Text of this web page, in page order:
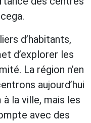
d’habitants,
d’explorer les
La région n’en
aujourd’hui
la ville, mais les
avec des